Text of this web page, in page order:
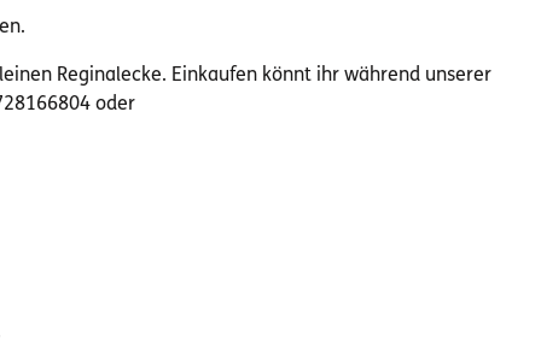
Reginalecke. Einkaufen könnt ihr während unserer
oder